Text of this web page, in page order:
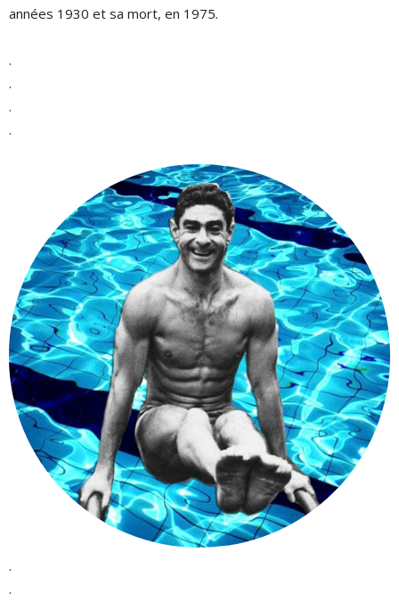
années 1930 et sa mort, en 1975.
.
.
.
.
.
.